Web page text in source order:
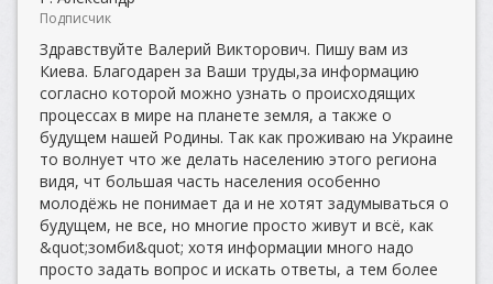
Подписчик
Здравствуйте Валерий Викторович. Пишу вам из
Киева. Благодарен за Ваши труды,за информацию
согласно которой можно узнать о происходящих
процессах в мире на планете земля, а также о
будущем нашей Родины. Так как проживаю на Украине
то волнует что же делать населению этого региона
видя, чт большая часть населения особенно
молодёжь не понимает да и не хотят задумываться о
будущем, не все, но многие просто живут и всё, как
&quot;зомби&quot; хотя информации много надо
просто задать вопрос и искать ответы, а тем более